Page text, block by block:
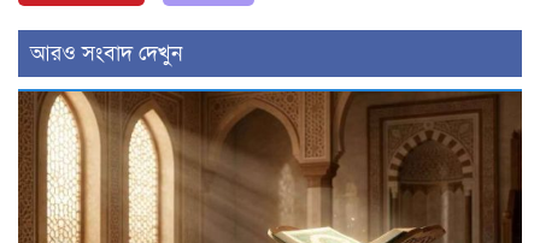
আরও সংবাদ দেখুন